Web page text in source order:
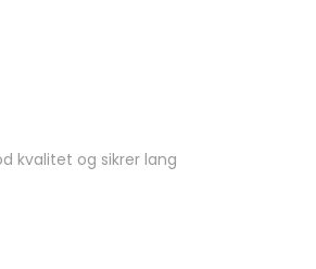
kvalitet og sikrer lang